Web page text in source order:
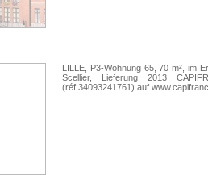
LILLE, P3-Wohnung 65, 70 m², im
Scellier, Lieferung 2013
(réf.34093241761) auf